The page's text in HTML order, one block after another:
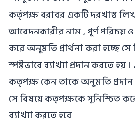
কর্তৃপক্ষ বরাবর একটি দরখাস্ত
আবেদনকারীর নাম , পূর্ণ পরিচয়
করে অনুমতি প্রার্থনা করা হচ্ছে সে
স্পষ্টভাবে ব্যাখ্যা প্রদান করতে হয় ।
কতৃপক্ষ কেন তাকে অনুমতি
সে বিষয়ে কতৃপক্ষকে সুনিশ্চিত
ব্যাখ্যা করতে হবে